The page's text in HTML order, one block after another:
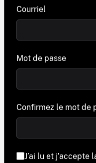
Courriel
Mot de passe
Confirmez le mot de
J’ai lu et j’accepte